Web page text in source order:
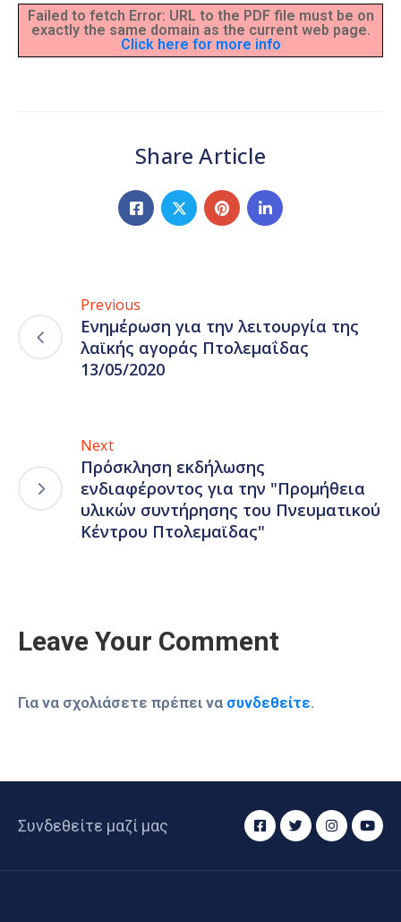
Failed to fetch Error: URL to the PDF file must be on
exactly the same domain as the current web page.
Click here for more info
Share Article
Previous
Ενημέρωση για την λειτουργία της
λαϊκής αγοράς Πτολεμαΐδας
13/05/2020
Next
Πρόσκληση εκδήλωσης
ενδιαφέροντος για την "Προμήθεια
υλικών συντήρησης του Πνευματικού
Κέντρου Πτολεμαϊδας"
Leave Your Comment
Για να σχολιάσετε πρέπει να συνδεθείτε.
Συνδεθείτε μαζί μας